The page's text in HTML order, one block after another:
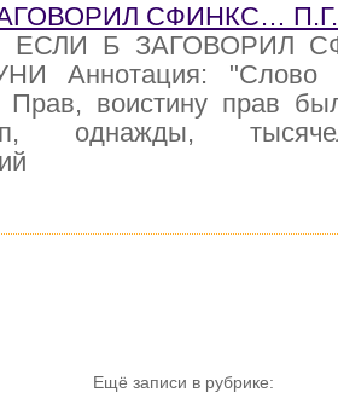
СФИНКС…
ЕСЛИ Б ЗАГОВОРИЛ
Аннотация: "Слово
Прав, воистину прав
однажды,
Ещё записи в рубрике: